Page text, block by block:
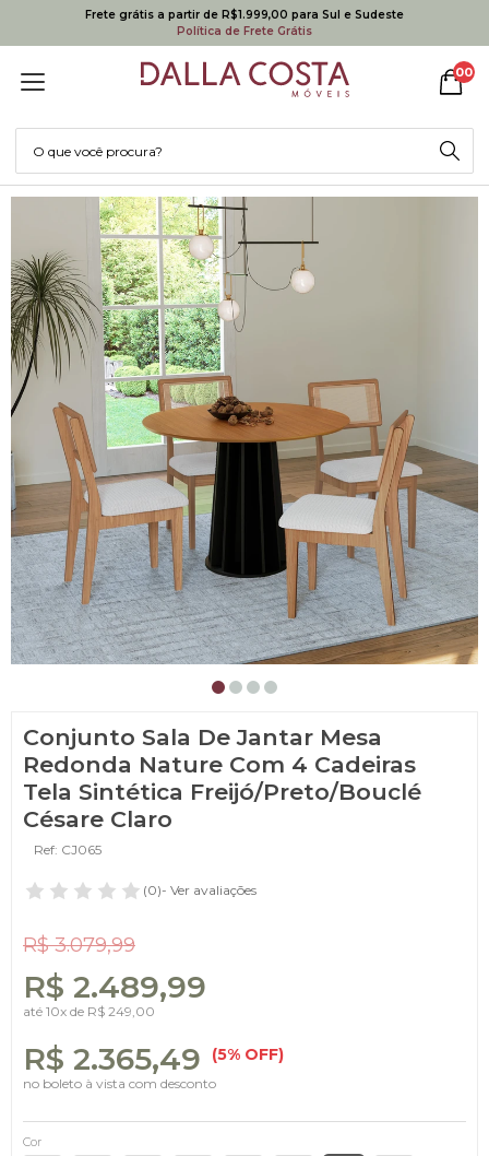
Frete grátis a partir de R$1.999,00 para Sul e Sudeste
Política de Frete Grátis
00
Conjunto Sala De Jantar Mesa
Redonda Nature Com 4 Cadeiras
Tela Sintética Freijó/Preto/Bouclé
Césare Claro
Ref: CJ065
(0)- Ver avaliações
R$ 3.079,99
R$ 2.489,99
até 10x de R$ 249,00
R$ 2.365,49 (5% OFF)
no boleto à vista com desconto
Cor